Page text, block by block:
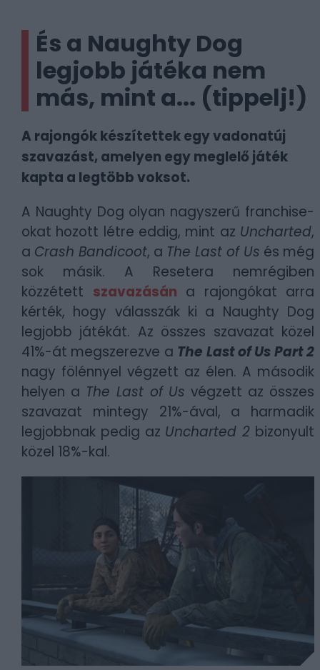
És a Naughty Dog
legjobb játéka nem
más, mint a... (tippelj!)
A rajongók készítettek egy vadonatúj
szavazást, amelyen egy meglelő játék
kapta a legtöbb voksot.
A Naughty Dog olyan nagyszerű franchise-
okat hozott létre eddig, mint az Uncharted,
a Crash Bandicoot, a The Last of Us és még
sok másik. A Resetera nemrégiben
közzétett szavazásán a rajongókat arra
kérték, hogy válasszák ki a Naughty Dog
legjobb játékát. Az összes szavazat közel
41%-át megszerezve a The Last of Us Part 2
nagy fölénnyel végzett az élen. A második
helyen a The Last of Us végzett az összes
szavazat mintegy 21%-ával, a harmadik
legjobbnak pedig az Uncharted 2 bizonyult
közel 18%-kal.